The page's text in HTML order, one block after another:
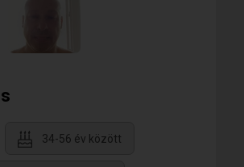
34-56 év között